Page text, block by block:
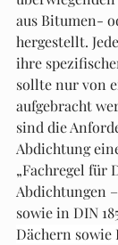
aus Bitumen-
hergestellt.
ihre
sollte nur von
aufgebracht
sind die
Abdichtung
„Fachregel für
Abdichtungen
sowie in DIN
Dächern sowie